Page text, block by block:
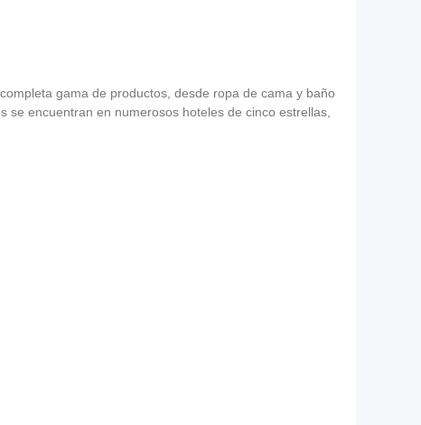
gama de productos, desde ropa de cama y baño
encuentran en numerosos hoteles de cinco estrellas,